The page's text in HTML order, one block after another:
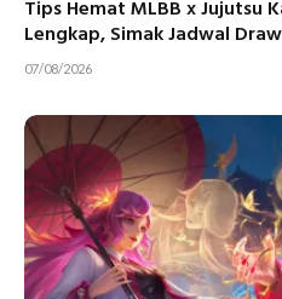
Tips Hemat MLBB x Jujutsu
Lengkap, Simak Jadwal
07/08/2026